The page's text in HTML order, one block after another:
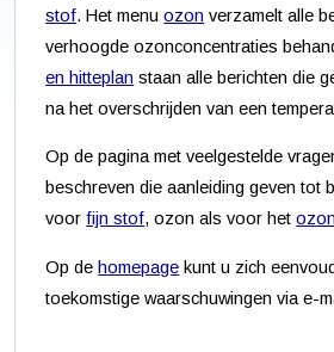
stof. Het menuozon verzamelt alle
verhoogde ozonconcentraties
en hitteplan staan alle berichten die
na het overschrijden van een
Op de pagina met veelgestelde
beschreven die aanleiding geven tot
voorfijn stof, ozon als voor het
Op de homepage kunt u zich
toekomstige waarschuwingen via e-